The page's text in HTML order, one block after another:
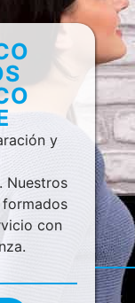
y
Nuestros
con